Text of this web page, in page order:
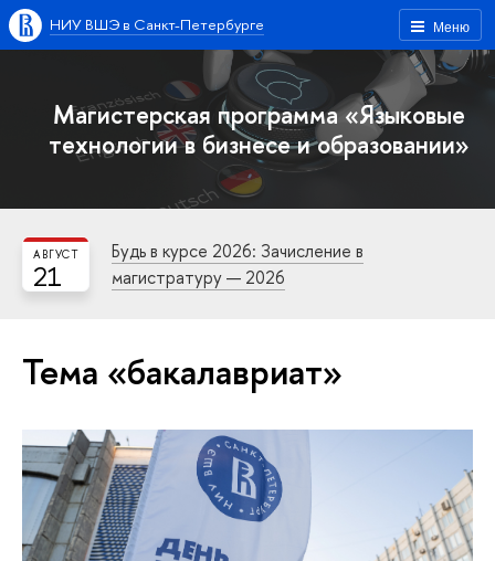
Меню
НИУ ВШЭ в Санкт-Петербурге
Магистерская программа «Языковые
технологии в бизнесе и образовании»
21
АВГУСТ
Будь в курсе 2026: Зачисление в
магистратуру — 2026
Тема «бакалавриат»